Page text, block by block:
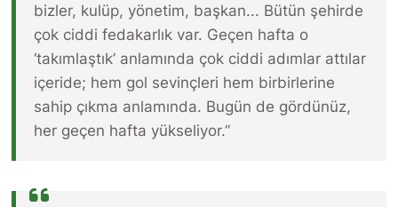
bizler, kulüp, yönetim, başkan... Bütün şehirde
çok ciddi fedakarlık var. Geçen hafta o
‘takımlaştık’ anlamında çok ciddi adımlar attılar
içeride; hem gol sevinçleri hem birbirlerine
sahip çıkma anlamında. Bugün de gördünüz,
her geçen hafta yükseliyor.”